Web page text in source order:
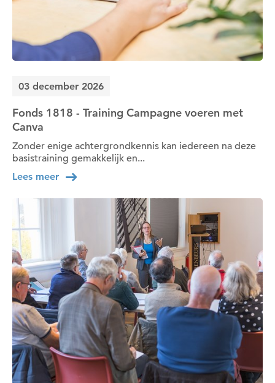
03 december 2026
Fonds 1818 - Training Campagne voeren met
Canva
Zonder enige achtergrondkennis kan iedereen na deze
basistraining gemakkelijk en...
Lees meer